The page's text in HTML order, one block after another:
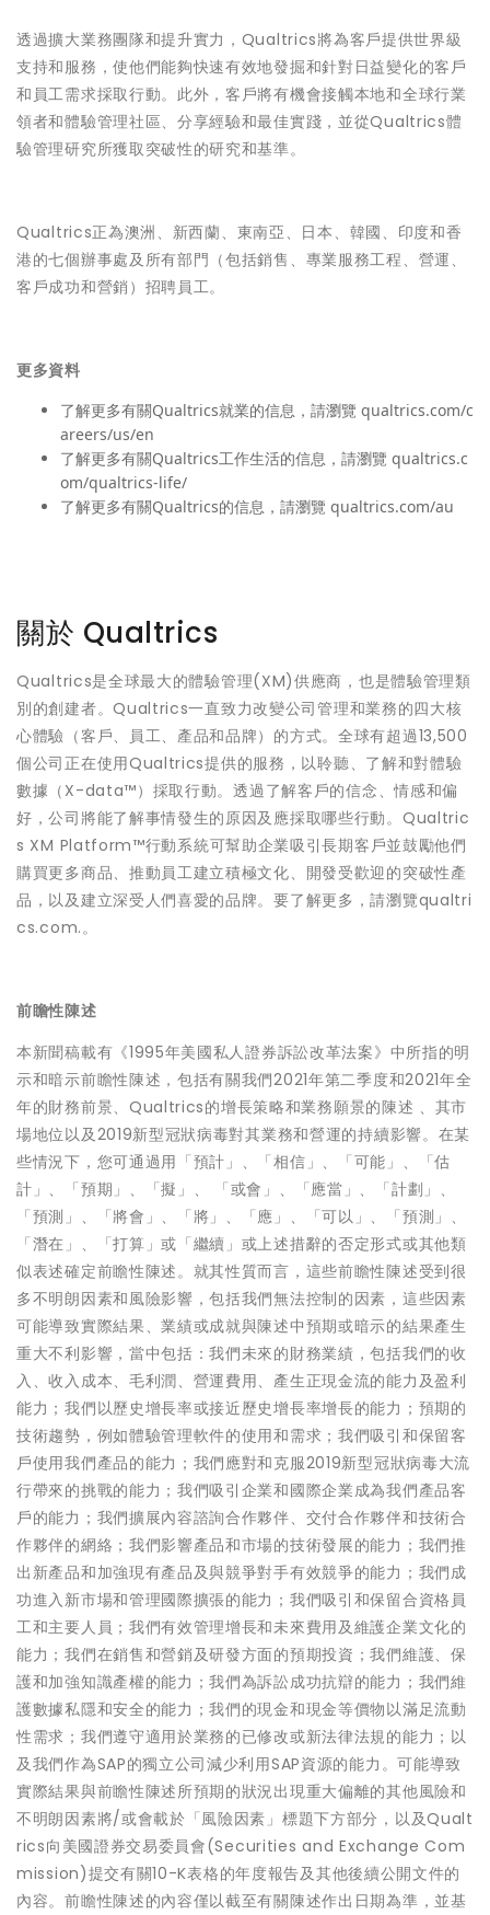
透過擴大業務團隊和提升實力，Qualtrics將為客戶提供世界級
支持和服務，使他們能夠快速有效地發掘和針對日益變化的客戶
和員工需求採取行動。此外，客戶將有機會接觸本地和全球行業
領者和體驗管理社區、分享經驗和最佳實踐，並從Qualtrics體
驗管理研究所獲取突破性的研究和基準。
Qualtrics正為澳洲、新西蘭、東南亞、日本、韓國、印度和香
港的七個辦事處及所有部門（包括銷售、專業服務工程、營運、
客戶成功和營銷）招聘員工。
更多資料
了解更多有關Qualtrics就業的信息，請瀏覽 qualtrics.com/c
areers/us/en
了解更多有關Qualtrics工作生活的信息，請瀏覽 qualtrics.c
om/qualtrics-life/
了解更多有關Qualtrics的信息，請瀏覽 qualtrics.com/au
關於 Qualtrics
Qualtrics是全球最大的體驗管理(XM)供應商，也是體驗管理類
別的創建者。Qualtrics一直致力改變公司管理和業務的四大核
心體驗（客戶、員工、產品和品牌）的方式。全球有超過13,500
個公司正在使用Qualtrics提供的服務，以聆聽、了解和對體驗
數據（X-data™）採取行動。透過了解客戶的信念、情感和偏
好，公司將能了解事情發生的原因及應採取哪些行動。Qualtric
s XM Platform™行動系統可幫助企業吸引長期客戶並鼓勵他們
購買更多商品、推動員工建立積極文化、開發受歡迎的突破性產
品，以及建立深受人們喜愛的品牌。要了解更多，請瀏覽qualtri
cs.com.。
前瞻性陳述
本新聞稿載有《1995年美國私人證券訴訟改革法案》中所指的明
示和暗示前瞻性陳述，包括有關我們2021年第二季度和2021年全
年的財務前景、Qualtrics的增長策略和業務願景的陳述 、其市
場地位以及2019新型冠狀病毒對其業務和營運的持續影響。在某
些情況下，您可通過用「預計」、「相信」、「可能」、「估
計」、「預期」、「擬」、 「或會」、「應當」、「計劃」、
「預測」、「將會」、「將」、「應」、「可以」、「預測」、
「潛在」、「打算」或「繼續」或上述措辭的否定形式或其他類
似表述確定前瞻性陳述。就其性質而言，這些前瞻性陳述受到很
多不明朗因素和風險影響，包括我們無法控制的因素，這些因素
可能導致實際結果、業績或成就與陳述中預期或暗示的結果產生
重大不利影響，當中包括：我們未來的財務業績，包括我們的收
入、收入成本、毛利潤、營運費用、產生正現金流的能力及盈利
能力；我們以歷史增長率或接近歷史增長率增長的能力；預期的
技術趨勢，例如體驗管理軟件的使用和需求；我們吸引和保留客
戶使用我們產品的能力；我們應對和克服2019新型冠狀病毒大流
行帶來的挑戰的能力；我們吸引企業和國際企業成為我們產品客
戶的能力；我們擴展內容諮詢合作夥伴、交付合作夥伴和技術合
作夥伴的網絡；我們影響產品和市場的技術發展的能力；我們推
出新產品和加強現有產品及與競爭對手有效競爭的能力；我們成
功進入新市場和管理國際擴張的能力；我們吸引和保留合資格員
工和主要人員；我們有效管理增長和未來費用及維護企業文化的
能力；我們在銷售和營銷及研發方面的預期投資；我們維護、保
護和加強知識產權的能力；我們為訴訟成功抗辯的能力；我們維
護數據私隱和安全的能力；我們的現金和現金等價物以滿足流動
性需求；我們遵守適用於業務的已修改或新法律法規的能力；以
及我們作為SAP的獨立公司減少利用SAP資源的能力。可能導致
實際結果與前瞻性陳述所預期的狀況出現重大偏離的其他風險和
不明朗因素將/或會載於「風險因素」標題下方部分，以及Qualt
rics向美國證券交易委員會(Securities and Exchange Com
mission)提交有關10-K表格的年度報告及其他後續公開文件的
內容。前瞻性陳述的內容僅以截至有關陳述作出日期為準，並基